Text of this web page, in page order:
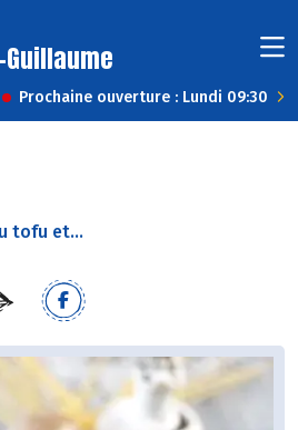
Prochaine ouverture : Lundi 09:30
tofu et...